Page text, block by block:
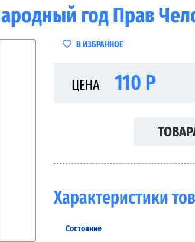
год Прав
В ИЗБРАННОЕ
ЦЕНА 110 Р
Характеристики
Состояние